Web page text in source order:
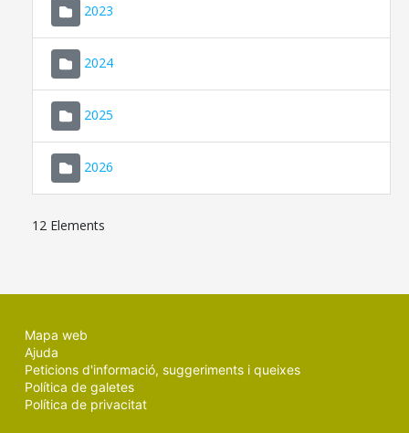
2023
2024
2025
2026
12 Elements
Mapa web
Ajuda
Peticions d'informació, suggeriments i queixes
Política de galetes
Política de privacitat